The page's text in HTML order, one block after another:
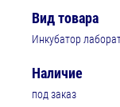
Вид товара
Инкубатор
Наличие
под заказ